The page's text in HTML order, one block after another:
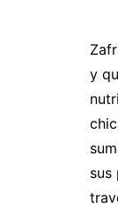
y
sus